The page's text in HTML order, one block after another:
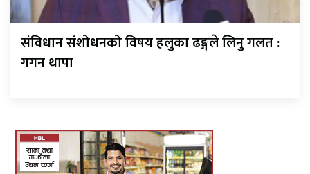
संविधान संशोधनको विषय हलुका ढङ्गले लिनु गलत :
गगन थापा